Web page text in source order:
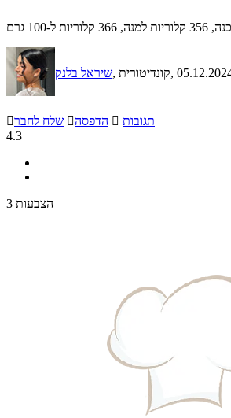
גרם
שיראל בלנק , קונדיטורית,
שלח לחבר הדפסה  תגובות
4.3
3 הצבעות